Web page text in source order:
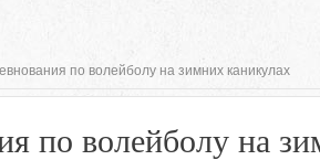
по волейболу на зимних каникулах
по волейболу на